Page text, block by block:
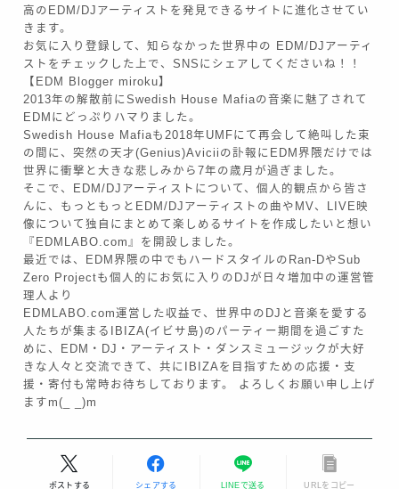
Follow Me
高のEDM/DJアーティストを発見できるサイトに進化させてい
きます。
お気に入り登録して、知らなかった世界中の EDM/DJアーティ
ストをチェックした上で、SNSにシェアしてくださいね！！
【EDM Blogger miroku】
2013年の解散前にSwedish House Mafiaの音楽に魅了されて
EDMにどっぷりハマりました。
Swedish House Mafiaも2018年UMFにて再会して絶叫した束
の間に、突然の天才(Genius)Aviciiの訃報にEDM界隈だけでは
世界に衝撃と大きな悲しみから7年の歳月が過ぎました。
そこで、EDM/DJアーティストについて、個人的観点から皆さ
んに、もっともっとEDM/DJアーティストの曲やMV、LIVE映
像について独自にまとめて楽しめるサイトを作成したいと想い
『EDMLABO.com』を開設しました。
最近では、EDM界隈の中でもハードスタイルのRan-DやSub
Zero Projectも個人的にお気に入りのDJが日々増加中の運営管
理人より
EDMLABO.com運営した収益で、世界中のDJと音楽を愛する
人たちが集まるIBIZA(イビサ島)のパーティー期間を過ごすた
めに、EDM・DJ・アーティスト・ダンスミュージックが大好
きな人々と交流できて、共にIBIZAを目指すための応援・支
援・寄付も常時お待ちしております。 よろしくお願い申し上げ
ますm(_ _)m
ポストする シェアする LINEで送る URLをコピー